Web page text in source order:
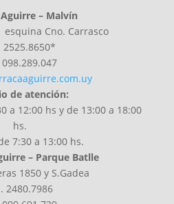
– Malvín
esquina Cno. Carrasco
2525.8650*
098.289.047
de atención:
a 12:00 hs y de 13:00 a 18:00
hs.
7:30 a 13:00 hs.
– Parque Batlle
1850 y S.Gadea
2480.7986